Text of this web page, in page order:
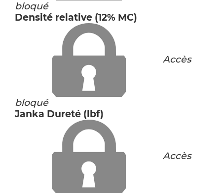
bloqué
Densité relative (12% MC)
Accès
bloqué
Janka Dureté (lbf)
Accès